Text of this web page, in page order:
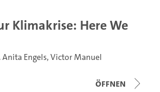
Klimakrise: Here We
Anita Engels,Victor Manuel
Öffnen